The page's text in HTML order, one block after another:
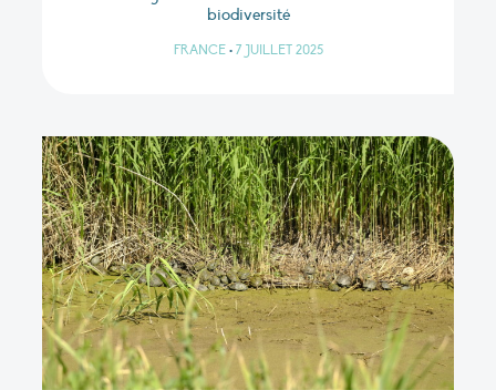
biodiversité
FRANCE • 7 JUILLET 2025